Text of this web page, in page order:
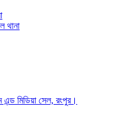
থানা
এন্ড মিডিয়া সেল, রংপুর।